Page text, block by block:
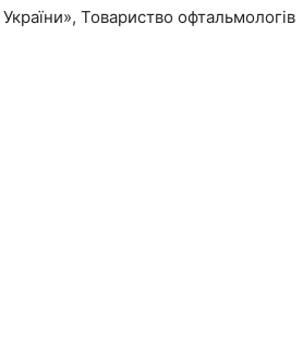
Товариство офтальмологів